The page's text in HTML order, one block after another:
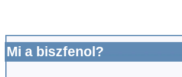
Mi a biszfenol?